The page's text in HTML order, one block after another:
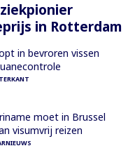
in Rotterdam
in bevroren vissen
moet in Brussel
visumvrij reizen